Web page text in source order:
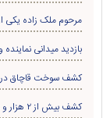
مرحوم ملک زاده یکی
بازدید میدانی نماینده
کشف سوخت قاچاق
کشف بیش از ۲ هزار و ۶۰۰ قطعه مرغ زنده بدون مجوز در سیاهکل